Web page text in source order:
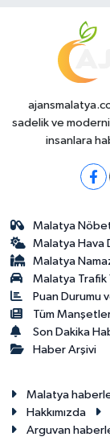
sadelik ve
insanlara
Malatya
Malatya Hava
Malatya
Malatya Trafik
Puan Durumu
Tüm
Son Dakika
Haber Arşivi
Malatya
Hakkımızda
Arguvan